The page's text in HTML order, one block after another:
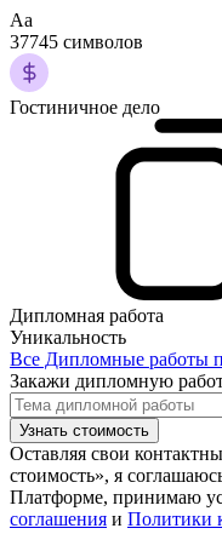
Аа
37745 символов
Гостиничное дело
Дипломная работа
Уникальность
Все Дипломные работы
Закажи дипломную
Узнать стоимость
Оставляя свои
стоимость», я
Платформе, принимаю
соглашения и Политики